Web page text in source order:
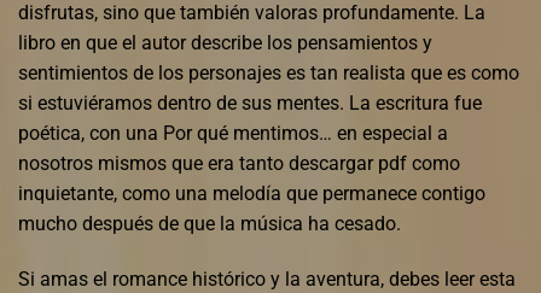
disfrutas, sino que también valoras profundamente. La
libro en que el autor describe los pensamientos y
sentimientos de los personajes es tan realista que es como
si estuviéramos dentro de sus mentes. La escritura fue
poética, con una Por qué mentimos… en especial a
nosotros mismos que era tanto descargar pdf como
inquietante, como una melodía que permanece contigo
mucho después de que la música ha cesado.
Si amas el romance histórico y la aventura, debes leer esta